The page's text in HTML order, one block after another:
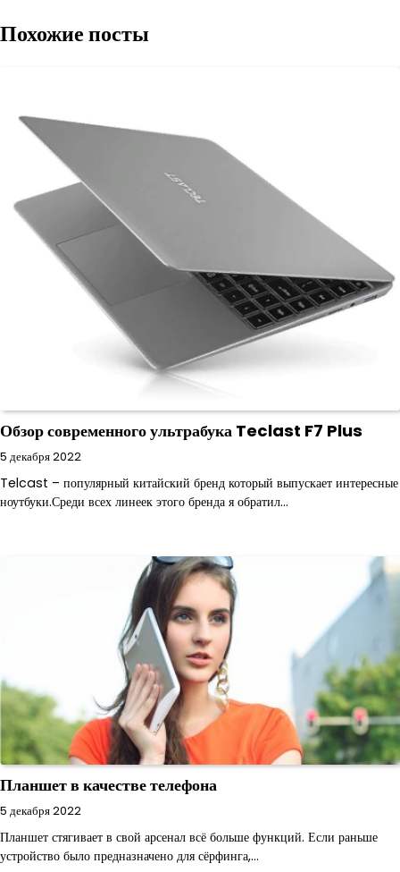
Похожие посты
Обзор современного ультрабука Teclast F7 Plus
5 декабря 2022
Telcast – популярный китайский бренд который выпускает интересные
ноутбуки.Среди всех линеек этого бренда я обратил…
Планшет в качестве телефона
5 декабря 2022
Планшет стягивает в свой арсенал всё больше функций. Если раньше
устройство было предназначено для сёрфинга,…